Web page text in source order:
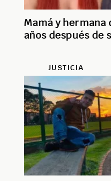
Mamá y
años después de
JUSTICIA